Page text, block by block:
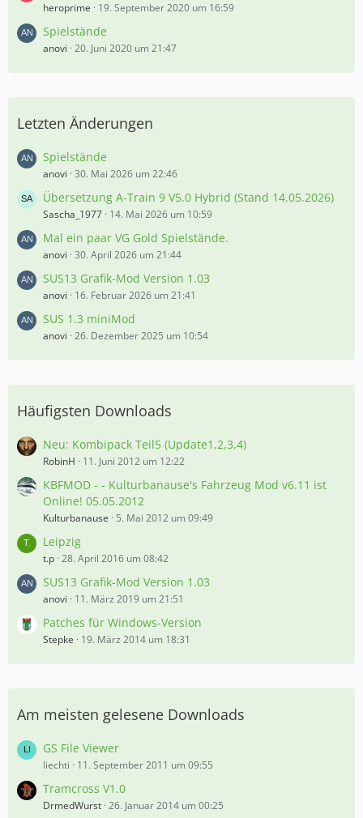
heroprime 19. September 2020 um 16:59
Spielstände
anovi 20. Juni 2020 um 21:47
Letzten Änderungen
Spielstände
anovi 30. Mai 2026 um 22:46
Übersetzung A-Train 9 V5.0 Hybrid (Stand 14.05.2026)
Sascha_1977 14. Mai 2026 um 10:59
Mal ein paar VG Gold Spielstände.
anovi 30. April 2026 um 21:44
SUS13 Grafik-Mod Version 1.03
anovi 16. Februar 2026 um 21:41
SUS 1.3 miniMod
anovi 26. Dezember 2025 um 10:54
Häufigsten Downloads
Neu: Kombipack Teil5 (Update1,2,3,4)
RobinH 11. Juni 2012 um 12:22
KBFMOD - - Kulturbanause's Fahrzeug Mod v6.11 ist
Online! 05.05.2012
Kulturbanause 5. Mai 2012 um 09:49
Leipzig
t.p 28. April 2016 um 08:42
SUS13 Grafik-Mod Version 1.03
anovi 11. März 2019 um 21:51
Patches für Windows-Version
Stepke 19. März 2014 um 18:31
Am meisten gelesene Downloads
GS File Viewer
liechti 11. September 2011 um 09:55
Tramcross V1.0
DrmedWurst 26. Januar 2014 um 00:25